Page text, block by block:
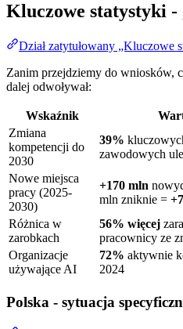
Kluczowe statystyki -
Dział zatytułowany „Kluczowe
Zanim przejdziemy do wniosków,
dalej odwoływał:
Wskaźnik
Zmiana
kompetencji do
2030
39%
zawodowych
Nowe miejsca
pracy (2025-
2030)
+170 mln
mln zniknie =
Różnica w
zarobkach
56% więcej
pracownicy ze
Organizacje
używające AI
72% aktywnie
2024
Polska - sytuacja